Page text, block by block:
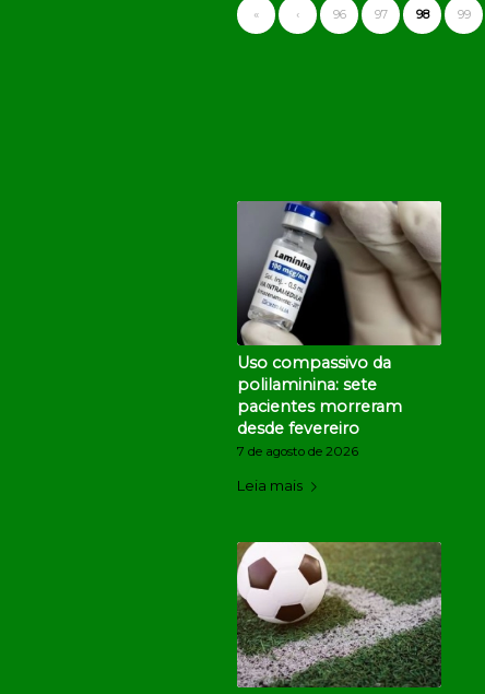
« ‹ 96 97 98 99
Uso compassivo da
polilaminina: sete
pacientes morreram
desde fevereiro
7 de agosto de 2026
Leia mais